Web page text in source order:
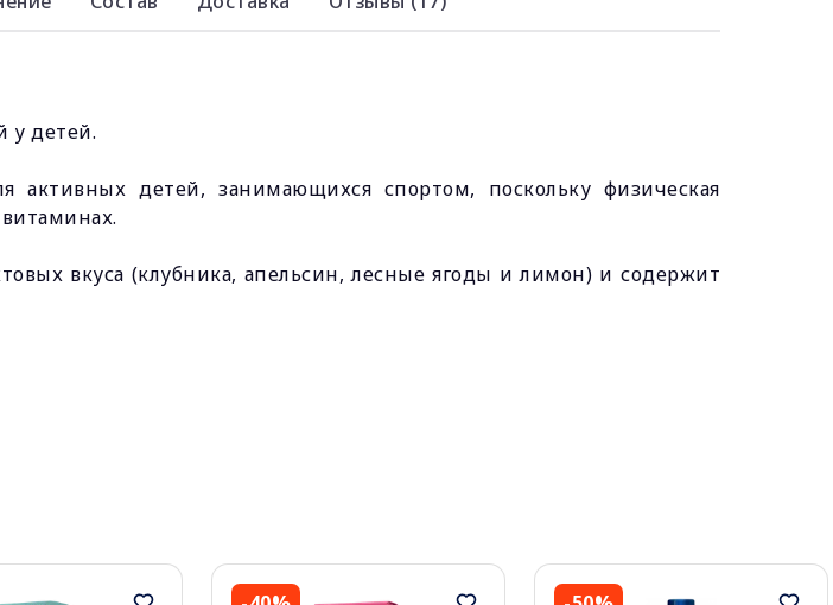
у детей.
активных детей, занимающихся спортом, поскольку физическая
вкуса (клубника, апельсин, лесные ягоды и лимон) и содержит